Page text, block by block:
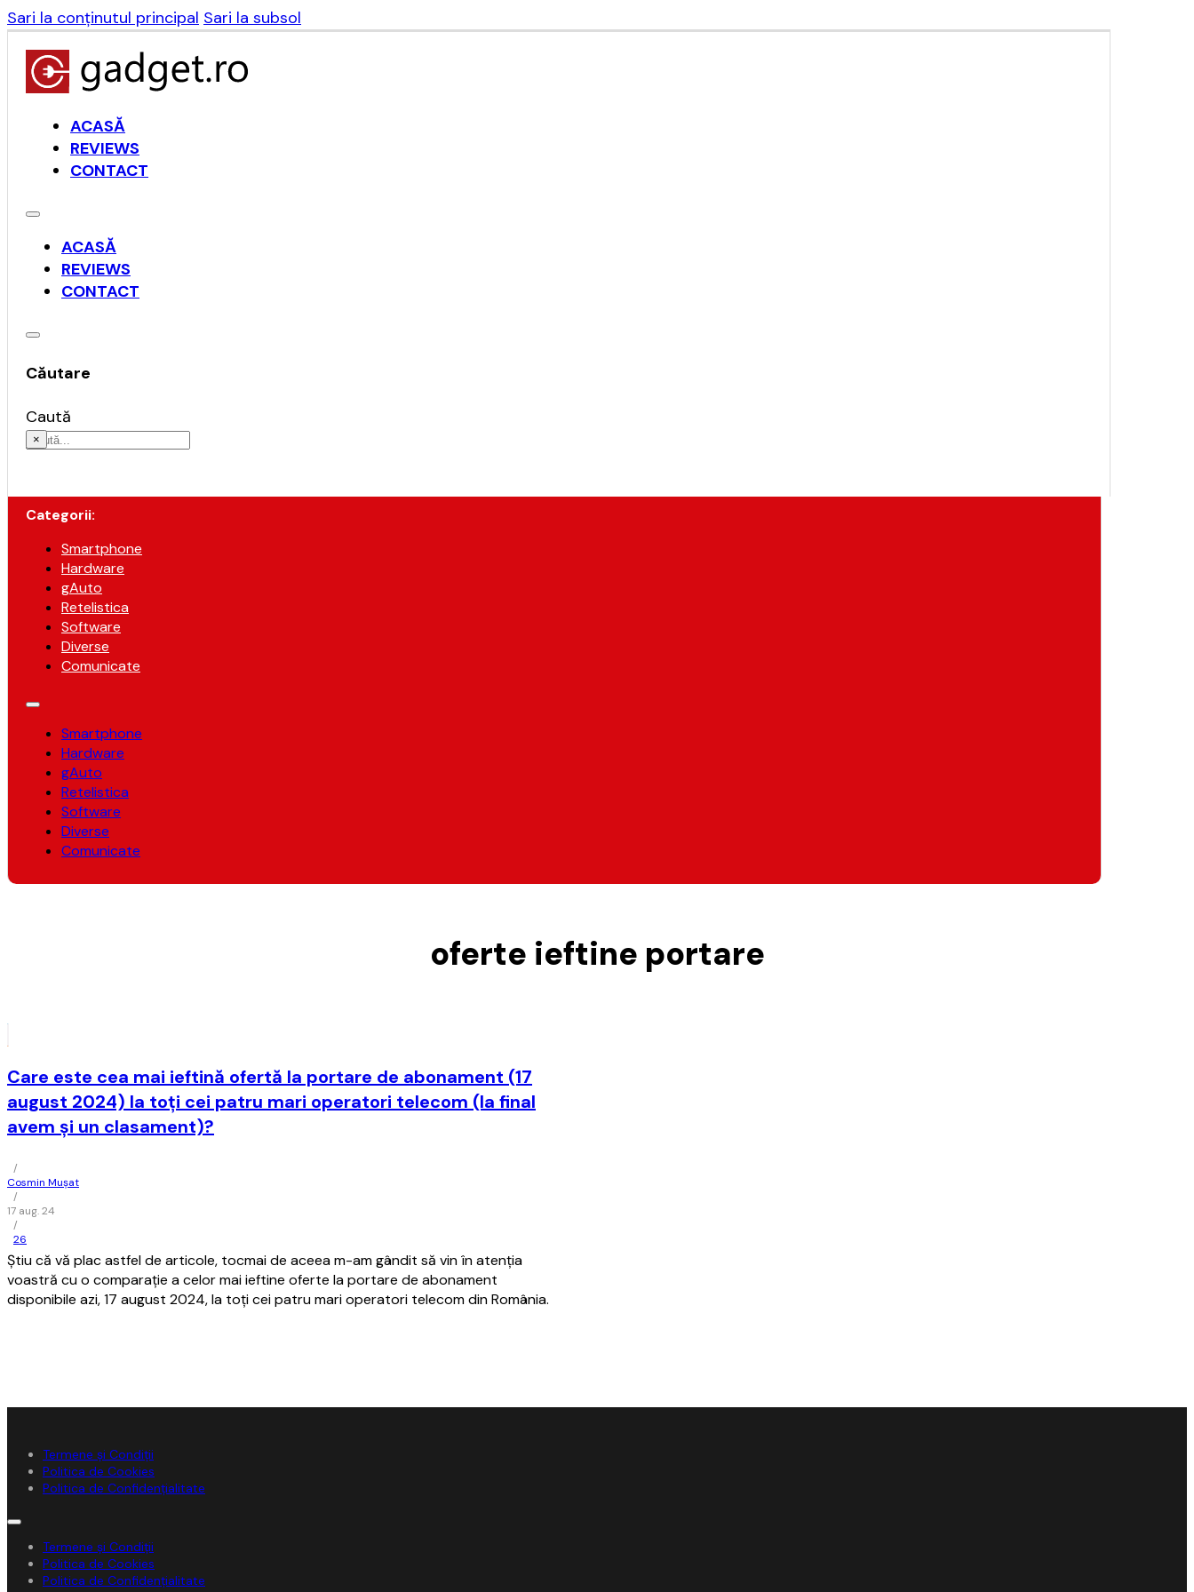
Sari la conținutul principal Sari la subsol
ACASĂ
REVIEWS
CONTACT
ACASĂ
REVIEWS
CONTACT
Căutare
Caută
×
Categorii:
Smartphone
Hardware
gAuto
Retelistica
Software
Diverse
Comunicate
Smartphone
Hardware
gAuto
Retelistica
Software
Diverse
Comunicate
oferte ieftine portare
Care este cea mai ieftină ofertă la portare de abonament (17
august 2024) la toţi cei patru mari operatori telecom (la final
avem şi un clasament)?
/
Cosmin Mușat
/
17 aug. 24
/
26
Ştiu că vă plac astfel de articole, tocmai de aceea m-am gândit să vin în atenţia
voastră cu o comparaţie a celor mai ieftine oferte la portare de abonament
disponibile azi, 17 august 2024, la toţi cei patru mari operatori telecom din România.
Termene și Condiții
Politica de Cookies
Politica de Confidențialitate
Termene și Condiții
Politica de Cookies
Politica de Confidențialitate